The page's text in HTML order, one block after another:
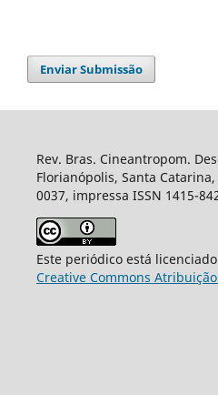
Enviar Submissão
Rev. Bras. Cineantropom.
Florianópolis, Santa Catarina,
0037, impressa ISSN 1415-
Este periódico está
Creative Commons